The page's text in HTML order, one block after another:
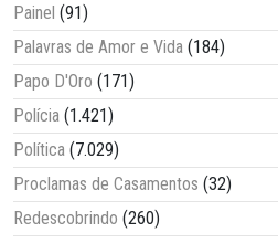
Painel (91)
Palavras de Amor e Vida (184)
Papo D'Oro (171)
Polícia (1.421)
Política (7.029)
Proclamas de Casamentos (32)
Redescobrindo (260)